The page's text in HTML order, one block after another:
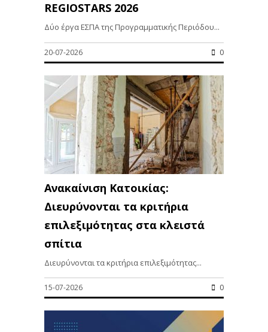
REGIOSTARS 2026
Δύο έργα ΕΣΠΑ της Προγραμματικής Περιόδου...
20-07-2026 0
Ανακαίνιση Κατοικίας:
Διευρύνονται τα κριτήρια
επιλεξιμότητας στα κλειστά
σπίτια
Διευρύνονται τα κριτήρια επιλεξιμότητας...
15-07-2026 0